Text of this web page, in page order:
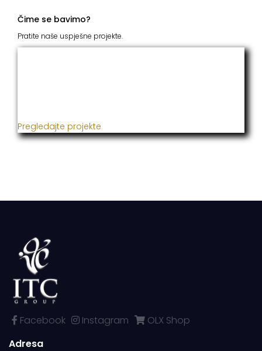
Čime se bavimo?
Pratite naše uspješne projekte.
Pregledajte projekte
Facebook Instagram
OLX Shop
Adresa